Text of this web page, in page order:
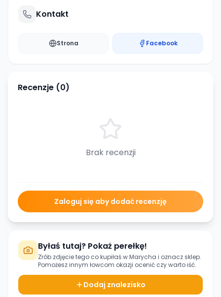
Kontakt
Strona Facebook
Recenzje (0)
Brak recenzji
Zaloguj się aby dodać recenzję
Byłaś tutaj? Pokaż perełkę!
Zrób zdjęcie tego co kupiłaś wMarycha i oznacz sklep.
Pomożesz innym łowcom okazji ocenić czy warto iść.
Dodaj znalezisko